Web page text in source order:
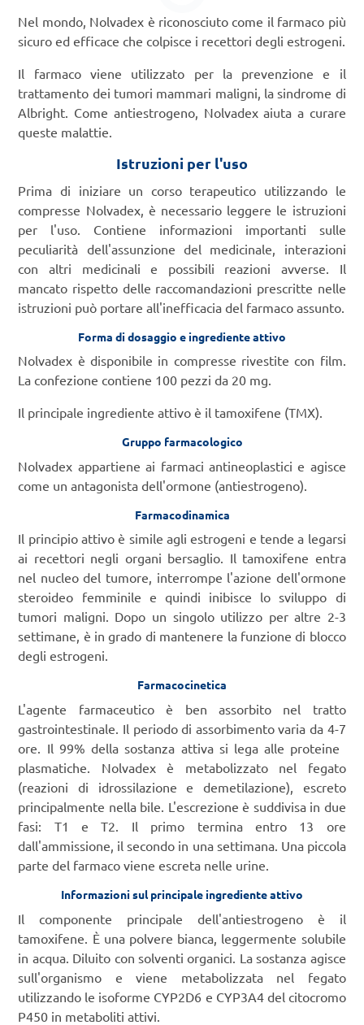
Nel mondo, Nolvadex è riconosciuto come il farmaco più
sicuro ed efficace che colpisce i recettori degli estrogeni.
Il farmaco viene utilizzato per la prevenzione e il
trattamento dei tumori mammari maligni, la sindrome di
Albright. Come antiestrogeno, Nolvadex aiuta a curare
queste malattie.
Istruzioni per l'uso
Prima di iniziare un corso terapeutico utilizzando le
compresse Nolvadex, è necessario leggere le istruzioni
per l'uso. Contiene informazioni importanti sulle
peculiarità dell'assunzione del medicinale, interazioni
con altri medicinali e possibili reazioni avverse. Il
mancato rispetto delle raccomandazioni prescritte nelle
istruzioni può portare all'inefficacia del farmaco assunto.
Forma di dosaggio e ingrediente attivo
Nolvadex è disponibile in compresse rivestite con film.
La confezione contiene 100 pezzi da 20 mg.
Il principale ingrediente attivo è il tamoxifene (TMX).
Gruppo farmacologico
Nolvadex appartiene ai farmaci antineoplastici e agisce
come un antagonista dell'ormone (antiestrogeno).
Farmacodinamica
Il principio attivo è simile agli estrogeni e tende a legarsi
ai recettori negli organi bersaglio. Il tamoxifene entra
nel nucleo del tumore, interrompe l'azione dell'ormone
steroideo femminile e quindi inibisce lo sviluppo di
tumori maligni. Dopo un singolo utilizzo per altre 2-3
settimane, è in grado di mantenere la funzione di blocco
degli estrogeni.
Farmacocinetica
L'agente farmaceutico è ben assorbito nel tratto
gastrointestinale. Il periodo di assorbimento varia da 4-7
ore. Il 99% della sostanza attiva si lega alle proteine ​​
plasmatiche. Nolvadex è metabolizzato nel fegato
(reazioni di idrossilazione e demetilazione), escreto
principalmente nella bile. L'escrezione è suddivisa in due
fasi: T1 e T2. Il primo termina entro 13 ore
dall'ammissione, il secondo in una settimana. Una piccola
parte del farmaco viene escreta nelle urine.
Informazioni sul principale ingrediente attivo
Il componente principale dell'antiestrogeno è il
tamoxifene. È una polvere bianca, leggermente solubile
in acqua. Diluito con solventi organici. La sostanza agisce
sull'organismo e viene metabolizzata nel fegato
utilizzando le isoforme CYP2D6 e CYP3A4 del citocromo
P450 in metaboliti attivi.